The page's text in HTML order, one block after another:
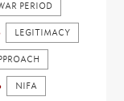
PERIOD
LEGITIMACY
NIFA